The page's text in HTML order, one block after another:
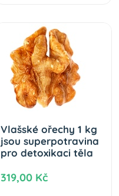
Vlašské ořechy 1 kg
jsou superpotravina
pro detoxikaci těla
319,00 Kč